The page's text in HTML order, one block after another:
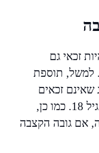
זכאי גם
למשל, תוספת
שאינם זכאים
לקצבה משל עצמם, או בעבור ילד עד גיל 18. כמו כן,
אם גובה הקצבה